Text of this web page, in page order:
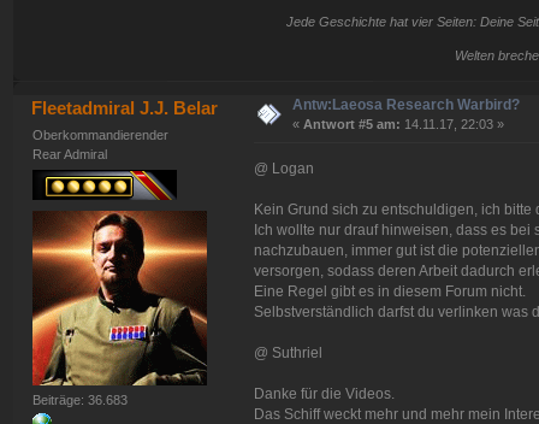
Jede Geschichte hat vier Seiten: Deine
Welten
Fleetadmiral J.J. Belar
Oberkommandierender
Rear Admiral
Beiträge: 36.683
Antw:Laeosa Research Warbird?
« Antwort #5 am: 14.11.17, 22:03 »
@ Logan
Kein Grund sich zu entschuldigen, ich bitte
Ich wollte nur drauf hinweisen, dass es
nachzubauen, immer gut ist die
versorgen, sodass deren Arbeit dadurch
Eine Regel gibt es in diesem Forum nicht.
Selbstverständlich darfst du verlinken was
@ Suthriel
Danke für die Videos.
Das Schiff weckt mehr und mehr mein